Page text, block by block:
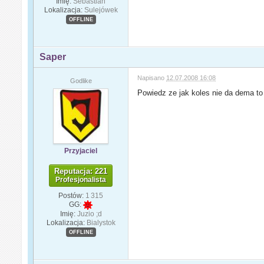
Lokalizacja: Sulejówek
OFFLINE
Saper
Godlike
Przyjaciel
Reputacja: 221
Profesjonalista
Postów: 1 315
GG:
Imię: Juzio ;d
Lokalizacja: Bialystok
OFFLINE
Napisano 12.07.2008 16:08
Powiedz ze jak koles nie da dema